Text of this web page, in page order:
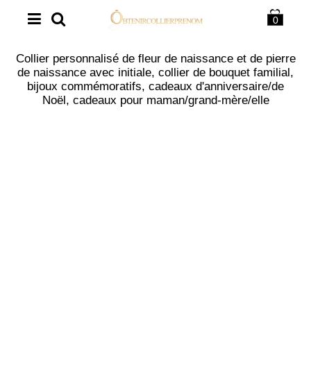
0
Collier personnalisé de fleur de naissance et de pierre
de naissance avec initiale, collier de bouquet familial,
bijoux commémoratifs, cadeaux d'anniversaire/de
Noël, cadeaux pour maman/grand-mère/elle